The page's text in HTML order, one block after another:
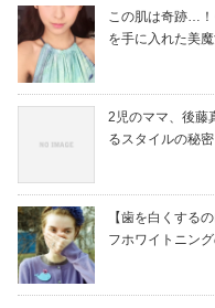
この肌は奇跡…
を手に入れた美
2児のママ、後藤
るスタイルの秘
【歯を白くする
フホワイトニン